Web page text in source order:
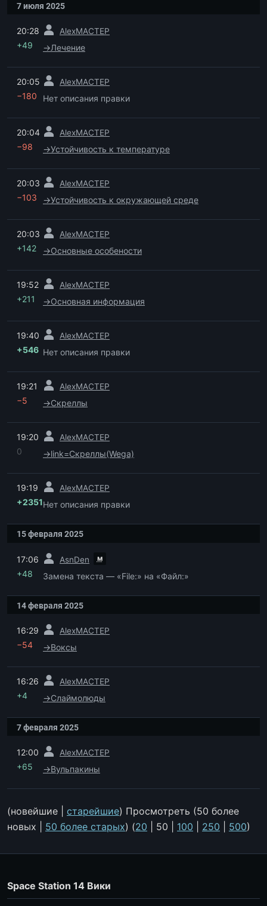
7 июля 2025
20:28 AlexMACTEP
+49 →Лечение
20:05 AlexMACTEP
−180 Нет описания правки
20:04 AlexMACTEP
−98 →Устойчивость к температуре
20:03 AlexMACTEP
−103 →Устойчивость к окружающей среде
20:03 AlexMACTEP
+142 →Основные особености
19:52 AlexMACTEP
+211 →Основная информация
19:40 AlexMACTEP
+546 Нет описания правки
19:21 AlexMACTEP
−5 →Скреллы
19:20 AlexMACTEP
0 →link=Скреллы(Wega)
19:19 AlexMACTEP
+2351Нет описания правки
15 февраля 2025
17:06 AsnDen м
+48 Замена текста — «File:» на «Файл:»
14 февраля 2025
16:29 AlexMACTEP
−54 →Воксы
16:26 AlexMACTEP
+4 →Слаймолюды
7 февраля 2025
12:00 AlexMACTEP
+65 →Вульпакины
(новейшие старейшие) Просмотреть (50 более
новых
50 более старых) (20 50 100 250 500)
Space Station 14 Вики